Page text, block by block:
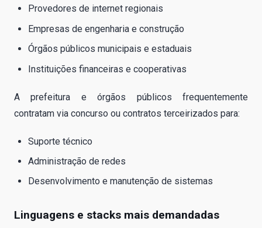
Provedores de internet regionais
Empresas de engenharia e construção
Órgãos públicos municipais e estaduais
Instituições financeiras e cooperativas
A prefeitura e órgãos públicos frequentemente
contratam via concurso ou contratos terceirizados para:
Suporte técnico
Administração de redes
Desenvolvimento e manutenção de sistemas
Linguagens e stacks mais demandadas